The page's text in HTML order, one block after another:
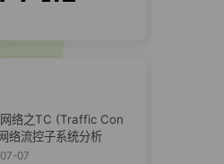
络之TC (Traffic Con
络流控子系统分析
07